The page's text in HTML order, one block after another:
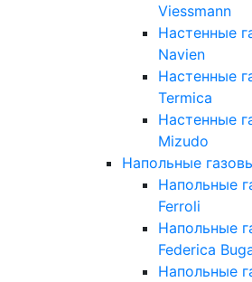
Viessmann
Настенные
Navien
Настенные
Termica
Настенные
Mizudo
Напольные
Напольные
Ferroli
Напольные
Federica
Напольные